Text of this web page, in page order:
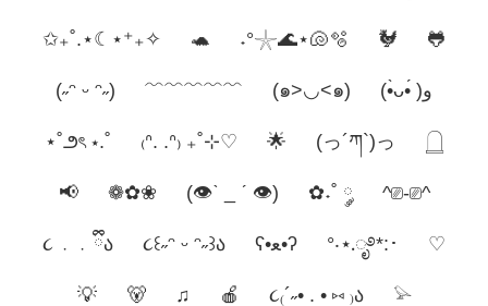
✩₊˚.⋆☾⋆⁺₊✧ 🐢 ˖°𓇼🌊⋆🐚🫧 🐓 🐸
(˶ᵔ ᵕ ᵔ˶) ﹌﹌﹌﹌﹌ (๑>◡<๑) (•̀ᴗ•́ )و
⋆˚౨ৎ ⋆.˚ ₍ᐢ. .ᐢ₎ ₊˚⊹♡ 🌟 (っ´ཀ`)っ 𓉸
📢 ❁✿❀ (👁ˋ _ ˊ 👁) ✿˖˚ ༘ ^⎚-⎚^
૮ ․ ․ ྀིა ૮꒰˶ᵔ ᵕ ᵔ˶꒱ა ʕ•ﻌ•ʔ °‧⋆.ೃ࿔*:･ ♡︎
💡 🐻 ♫ 🍎 ૮₍´˶• . • ⑅ ₎ა 𓅫